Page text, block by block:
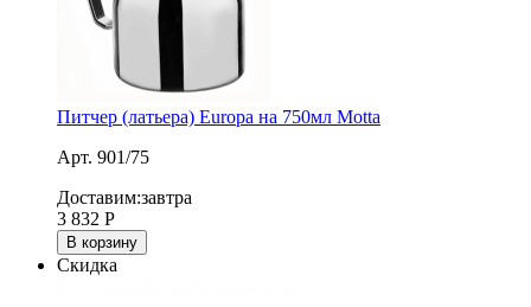
Питчер (латьера) Europa на 750мл Motta
Арт. 901/75
Доставим:завтра
3 832 Р
В корзину
Скидка